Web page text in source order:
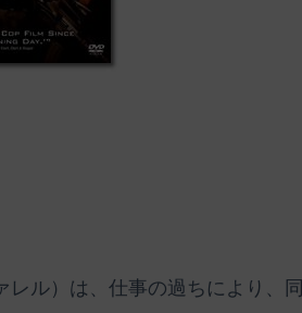
ル）は、仕事の過ちにより、同